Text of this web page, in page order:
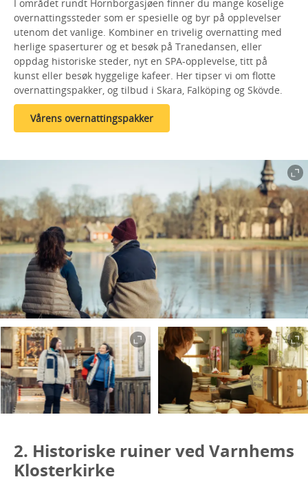
I området rundt Hornborgasjøen finner du mange koselige
overnattingssteder som er spesielle og byr på opplevelser
utenom det vanlige. Kombiner en trivelig overnatting med
herlige spaserturer og et besøk på Tranedansen, eller
oppdag historiske steder, nyt en SPA-opplevelse, titt på
kunst eller besøk hyggelige kafeer. Her tipser vi om flotte
overnattingspakker, og tilbud i Skara, Falköping og Skövde.
Vårens overnattingspakker
2. Historiske ruiner ved Varnhems
Klosterkirke